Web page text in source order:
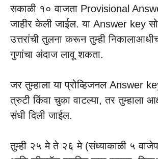
सकाळी १० वाजता Provisional
जाहीर केली जाईल. या Answer key
उत्तरांची तुलना करून तुम्ही
गुणांचा अंदाज लावू शकता.
जर तुम्हाला या प्रोव्हिजनल Answer
त्रुटी किंवा चुका वाटल्या, तर तुम्हाला
संधी दिली जाईल.
तुम्ही २५ मे ते २६ मे (संध्याकाळी ५